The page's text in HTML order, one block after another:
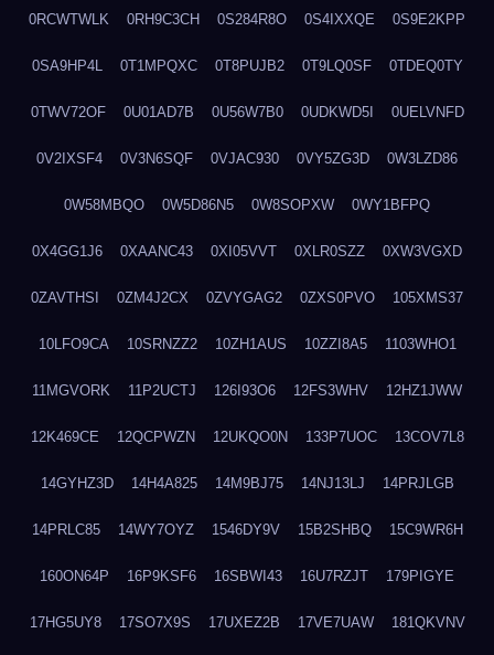
0RCWTWLK 0RH9C3CH 0S284R8O 0S4IXXQE 0S9E2KPP
0SA9HP4L 0T1MPQXC 0T8PUJB2 0T9LQ0SF 0TDEQ0TY
0TWV72OF 0U01AD7B 0U56W7B0 0UDKWD5I 0UELVNFD
0V2IXSF4 0V3N6SQF 0VJAC930 0VY5ZG3D 0W3LZD86
0W58MBQO 0W5D86N5 0W8SOPXW 0WY1BFPQ
0X4GG1J6 0XAANC43 0XI05VVT 0XLR0SZZ 0XW3VGXD
0ZAVTHSI 0ZM4J2CX 0ZVYGAG2 0ZXS0PVO 105XMS37
10LFO9CA 10SRNZZ2 10ZH1AUS 10ZZI8A5 1103WHO1
11MGVORK 11P2UCTJ 126I93O6 12FS3WHV 12HZ1JWW
12K469CE 12QCPWZN 12UKQO0N 133P7UOC 13COV7L8
14GYHZ3D 14H4A825 14M9BJ75 14NJ13LJ 14PRJLGB
14PRLC85 14WY7OYZ 1546DY9V 15B2SHBQ 15C9WR6H
160ON64P 16P9KSF6 16SBWI43 16U7RZJT 179PIGYE
17HG5UY8 17SO7X9S 17UXEZ2B 17VE7UAW 181QKVNV